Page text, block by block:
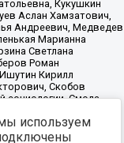
files/reestr-
используем